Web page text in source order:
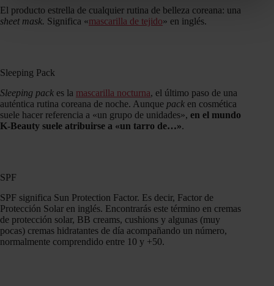
El producto estrella de cualquier rutina de belleza coreana: una
sheet mask. Significa «mascarilla de tejido» en inglés.
Sleeping Pack
Sleeping pack es la mascarilla nocturna, el último paso de una
auténtica rutina coreana de noche. Aunque pack en cosmética
suele hacer referencia a «un grupo de unidades», en el mundo
K-Beauty suele atribuirse a «un tarro de…».
SPF
SPF significa Sun Protection Factor. Es decir, Factor de
Protección Solar en inglés. Encontrarás este término en cremas
de protección solar, BB creams, cushions y algunas (muy
pocas) cremas hidratantes de día acompañando un número,
normalmente comprendido entre 10 y +50.